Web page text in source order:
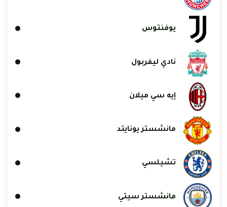
يوفنتوس
نادي ليفربول
إيه سي ميلان
مانشستر يونايتد
تشيلسي
مانشستر سيتي